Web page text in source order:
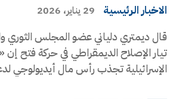
الاخبار الرئيسية 29 يناير، 2026
قال ديمتري دلياني عضو المجلس
تيار الإصلاح الديمقراطي في حركة فتح
الإسرائيلية تجذب رأس مال أيديولوجي